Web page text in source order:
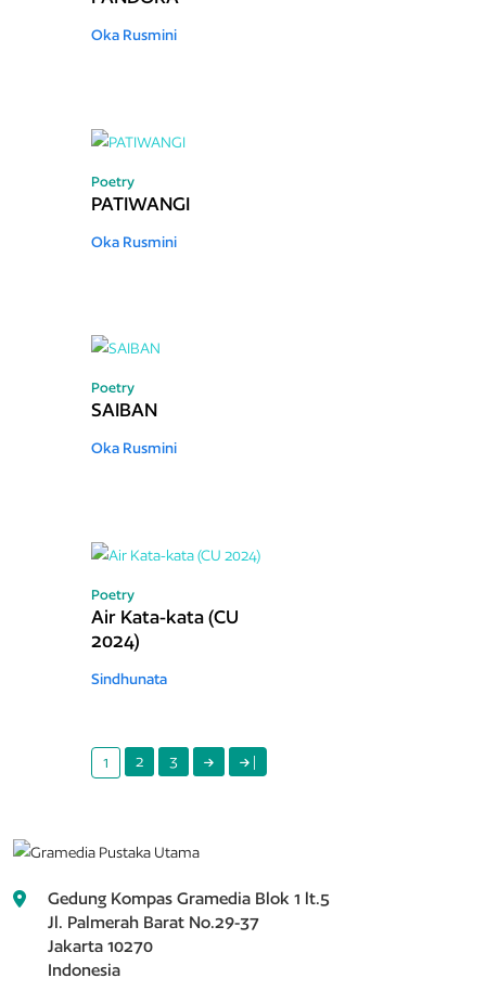
Oka Rusmini
Poetry
PATIWANGI
Oka Rusmini
Poetry
SAIBAN
Oka Rusmini
Poetry
Air Kata-kata (CU
2024)
Sindhunata
1 2 3 |
Gedung Kompas Gramedia Blok 1 lt.5
Jl. Palmerah Barat No.29-37
Jakarta 10270
Indonesia